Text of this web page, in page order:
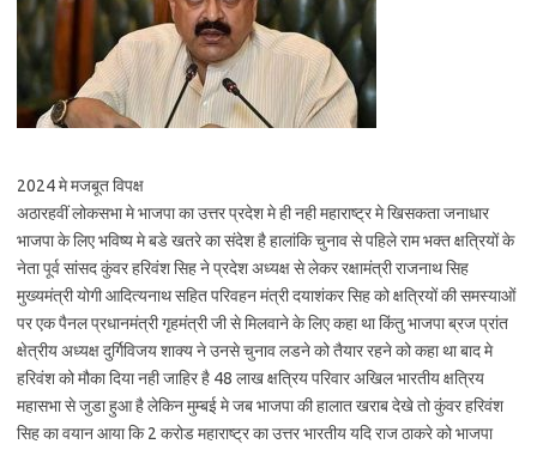
2024 मे मजबूत विपक्ष
अठारहवीं लोकसभा मे भाजपा का उत्तर प्रदेश मे ही नही महाराष्ट्र मे खिसकता जनाधार
भाजपा के लिए भविष्य मे बडे खतरे का संदेश है हालांकि चुनाव से पहिले राम भक्त क्षत्रियों के
नेता पूर्व सांसद कुंवर हरिवंश सिह ने प्रदेश अध्यक्ष से लेकर रक्षामंत्री राजनाथ सिह
मुख्यमंत्री योगी आदित्यनाथ सहित परिवहन मंत्री दयाशंकर सिह को क्षत्रियों की समस्याओं
पर एक पैनल प्रधानमंत्री गृहमंत्री जी से मिलवाने के लिए कहा था किंतु भाजपा ब्रज प्रांत
क्षेत्रीय अध्यक्ष दुर्गिविजय शाक्य ने उनसे चुनाव लडने को तैयार रहने को कहा था बाद मे
हरिवंश को मौका दिया नही जाहिर है 48 लाख क्षत्रिय परिवार अखिल भारतीय क्षत्रिय
महासभा से जुडा हुआ है लेकिन मुम्बई मे जब भाजपा की हालात खराब देखे तो कुंवर हरिवंश
सिह का वयान आया कि 2 करोड महाराष्ट्र का उत्तर भारतीय यदि राज ठाकरे को भाजपा